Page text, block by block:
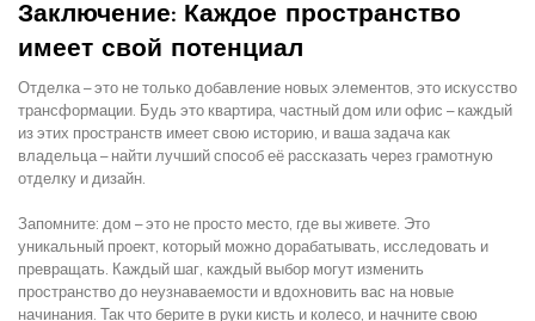
Заключение: Каждое пространство
имеет свой потенциал
Отделка – это не только добавление новых элементов, это искусство
трансформации. Будь это квартира, частный дом или офис – каждый
из этих пространств имеет свою историю, и ваша задача как
владельца – найти лучший способ её рассказать через грамотную
отделку и дизайн.
Запомните: дом – это не просто место, где вы живете. Это
уникальный проект, который можно дорабатывать, исследовать и
превращать. Каждый шаг, каждый выбор могут изменить
пространство до неузнаваемости и вдохновить вас на новые
начинания. Так что берите в руки кисть и колесо, и начните свою